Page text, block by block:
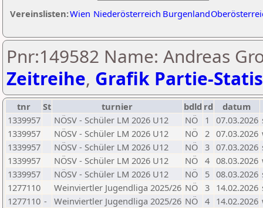
Vereinslisten:Wien Niederösterreich Burgenland
Pnr:149582 Name: Andreas
Zeitreihe, Grafik Partie-
tnr St turnier bdld rd
datum
1339957
NÖSV - Schüler LM 2026 U12 NÖ 1 07.03.2026
1339957
NÖSV - Schüler LM 2026 U12 NÖ 2 07.03.2026
1339957
NÖSV - Schüler LM 2026 U12 NÖ 3 07.03.2026
1339957
NÖSV - Schüler LM 2026 U12 NÖ 4 08.03.2026
1339957
NÖSV - Schüler LM 2026 U12 NÖ 5 08.03.2026
1277110
Weinviertler Jugendliga 2025/26 NÖ 3 14.02.2026
1277110 - Weinviertler Jugendliga 2025/26 NÖ 4 14.02.2026